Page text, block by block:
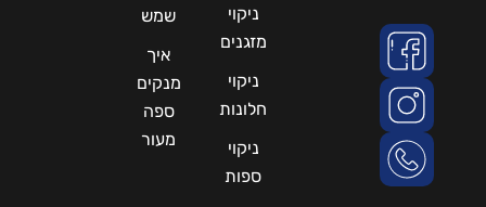
ניקוי
מזגנים
ניקוי
חלונות
ניקוי
ספות
שמש
איך
מנקים
ספה
מעור